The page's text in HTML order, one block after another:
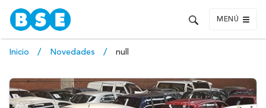
MENÚ
Inicio Novedades null